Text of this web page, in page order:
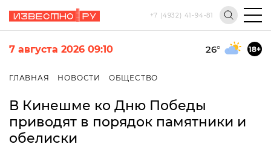
+7 (4932) 41-94-81
7 августа 2026 09:10 26° 18+
ГЛАВНАЯ НОВОСТИ ОБЩЕСТВО
В Кинешме ко Дню Победы
приводят в порядок памятники и
обелиски